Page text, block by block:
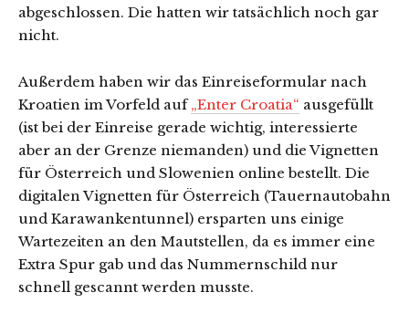
abgeschlossen. Die hatten wir tatsächlich noch gar
nicht.
Außerdem haben wir das Einreiseformular nach
Kroatien im Vorfeld auf„Enter Croatia“ ausgefüllt
(ist bei der Einreise gerade wichtig, interessierte
aber an der Grenze niemanden) und die Vignetten
für Österreich und Slowenien online bestellt. Die
digitalen Vignetten für Österreich (Tauernautobahn
und Karawankentunnel) ersparten uns einige
Wartezeiten an den Mautstellen, da es immer eine
Extra Spur gab und das Nummernschild nur
schnell gescannt werden musste.